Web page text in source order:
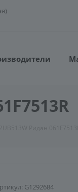
G1292684